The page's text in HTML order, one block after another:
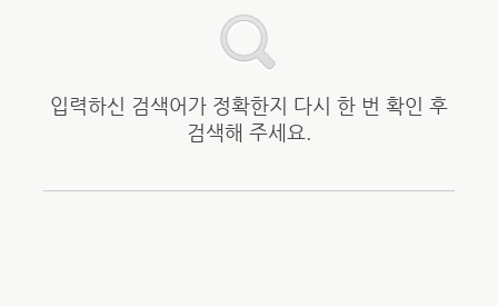
입력하신 검색어가 정확한지 다시 한 번 확인 후
검색해 주세요.